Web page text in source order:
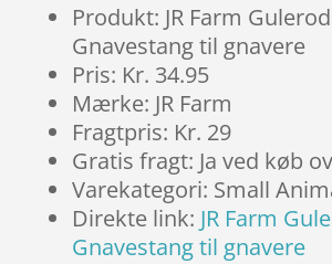
Produkt: JR Farm
Gnavestang til gnavere
Pris: Kr. 34.95
Mærke: JR Farm
Fragtpris: Kr. 29
Gratis fragt: Ja ved køb
Varekategori: Small
Direkte link: JR Farm
Gnavestang til gnavere